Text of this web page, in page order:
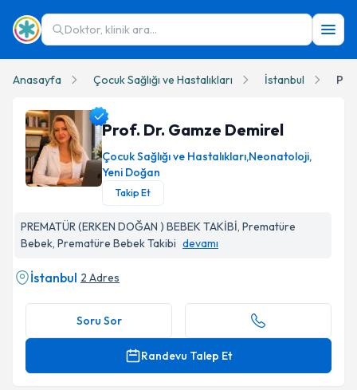
Doktor, klinik ara...
Anasayfa Çocuk Sağlığı ve Hastalıkları İstanbul
Prof. Dr. Gamze Demirel Profil Fotoğrafı
Prof. Dr. Gamze Demirel
Çocuk Sağlığı ve Hastalıkları,Neonatoloji,
Yeni Doğan
Takip Et
PREMATÜR (ERKEN DOĞAN ) BEBEK TAKİBİ, Prematüre
Bebek, Prematüre Bebek Takibi devamı
İstanbul 2 Adres
Soru Sor
Randevu Talep Et